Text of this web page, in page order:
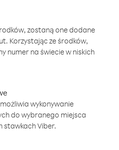
zostaną one dodane
Korzystając ze środków,
numer na świecie w niskich
wykonywanie
do wybranego miejsca
stawkach Viber.